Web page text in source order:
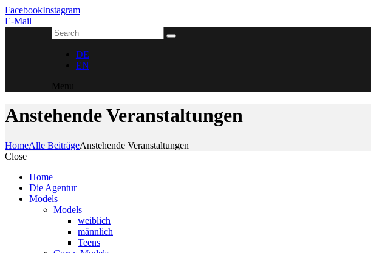
FacebookInstagram
E-Mail
DE
EN
Menu
Anstehende Veranstaltungen
HomeAlle BeiträgeAnstehende Veranstaltungen
Close
Home
Die Agentur
Models
Models
weiblich
männlich
Teens